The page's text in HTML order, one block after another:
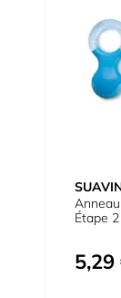
Étape 2
5,29